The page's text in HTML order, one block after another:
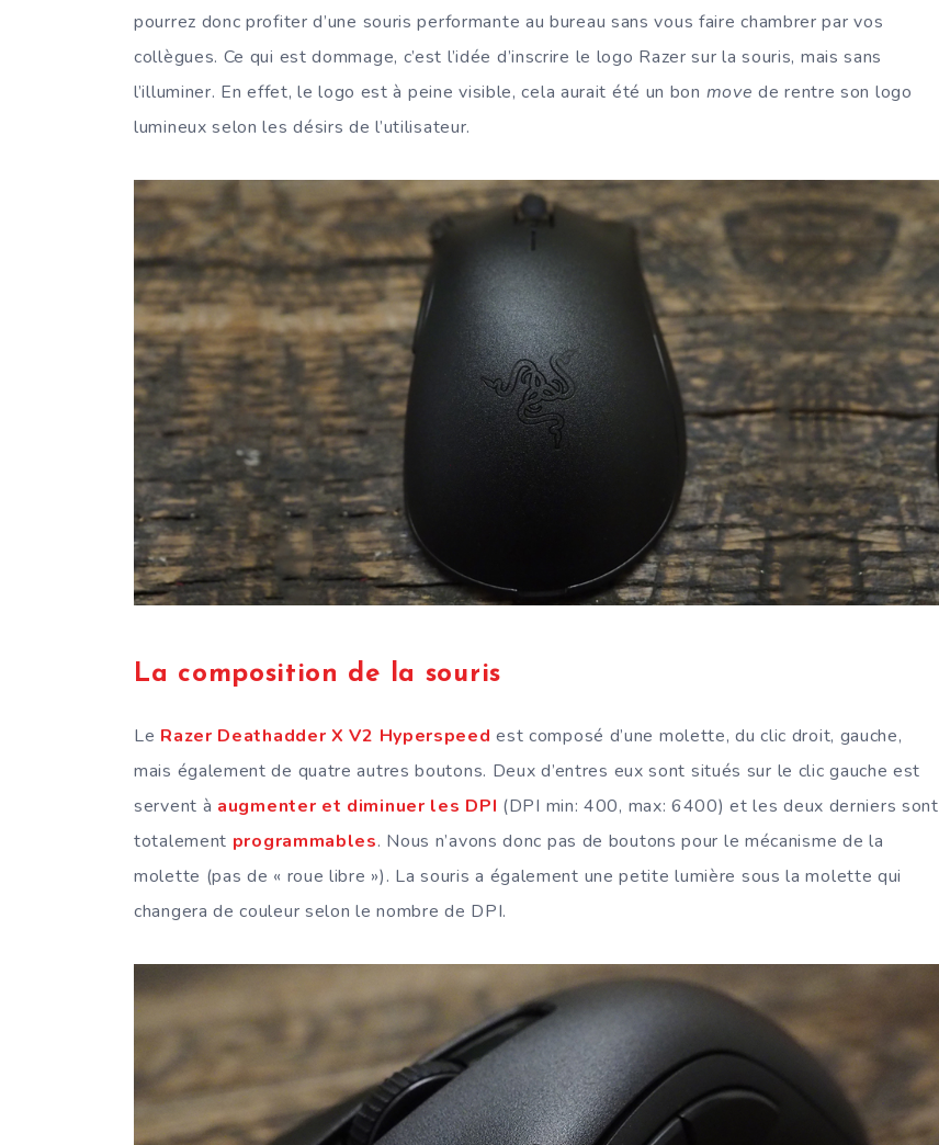
pourrez donc profiter d’une souris performante au bureau sans vous faire chambrer par vos
collègues. Ce qui est dommage, c’est l’idée d’inscrire le logo Razer sur la souris, mais sans
l’illuminer. En effet, le logo est à peine visible, cela aurait été un bon move de rentre son logo
lumineux selon les désirs de l’utilisateur.
La composition de la souris
Le Razer Deathadder X V2 Hyperspeed est composé d’une molette, du clic droit, gauche,
mais également de quatre autres boutons. Deux d’entres eux sont situés sur le clic gauche est
servent à augmenter et diminuer les DPI (DPI min: 400, max: 6400) et les deux derniers sont
totalement programmables. Nous n’avons donc pas de boutons pour le mécanisme de la
molette (pas de « roue libre »). La souris a également une petite lumière sous la molette qui
changera de couleur selon le nombre de DPI.